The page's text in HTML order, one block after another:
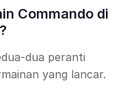
Commando di
dua peranti
yang lancar.